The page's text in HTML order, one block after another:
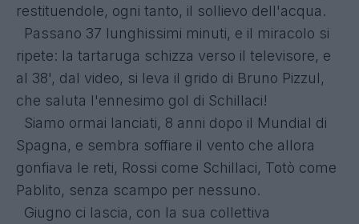
restituendole, ogni tanto, il sollievo dell'acqua.
Passano 37 lunghissimi minuti, e il miracolo si
ripete: la tartaruga schizza verso il televisore, e
al 38', dal video, si leva il grido di Bruno Pizzul,
che saluta l'ennesimo gol di Schillaci!
Siamo ormai lanciati, 8 anni dopo il Mundial di
Spagna, e sembra soffiare il vento che allora
gonfiava le reti, Rossi come Schillaci, Totò come
Pablito, senza scampo per nessuno.
Giugno ci lascia, con la sua collettiva